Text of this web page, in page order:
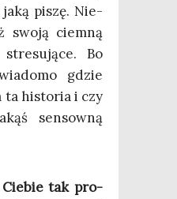
piszę. Nie­
swo­ją ciem­ną
Bo
gdzie
ta histo­ria i czy
sen­sow­ną
Cie­bie tak pro­